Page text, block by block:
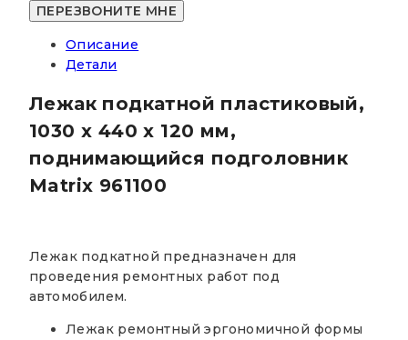
Описание
Детали
Лежак подкатной пластиковый,
1030 х 440 х 120 мм,
поднимающийся подголовник
Matrix 961100
Лежак подкатной предназначен для
проведения ремонтных работ под
автомобилем.
Лежак ремонтный эргономичной формы